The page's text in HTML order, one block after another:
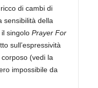
di cambi di
sensibilità della
singolo Prayer For
sull’espressività
(vedi la
impossibile da